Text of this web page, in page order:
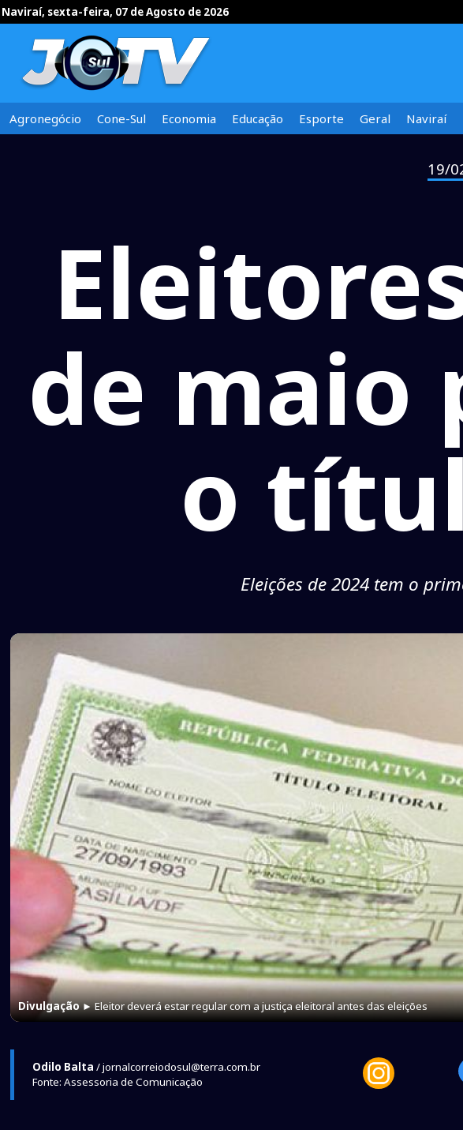
Naviraí, sexta-feira, 07 de Agosto de 2026
Agronegócio Cone-Sul Economia Educação Esporte Geral Naviraí
19/
de maio
o
Eleições de 2024 tem o
Divulgação► Eleitor deverá estar regular com a justiça eleitoral antes das eleições
Odilo Balta / jornalcorreiodosul@terra.com.br
Fonte: Assessoria de Comunicação